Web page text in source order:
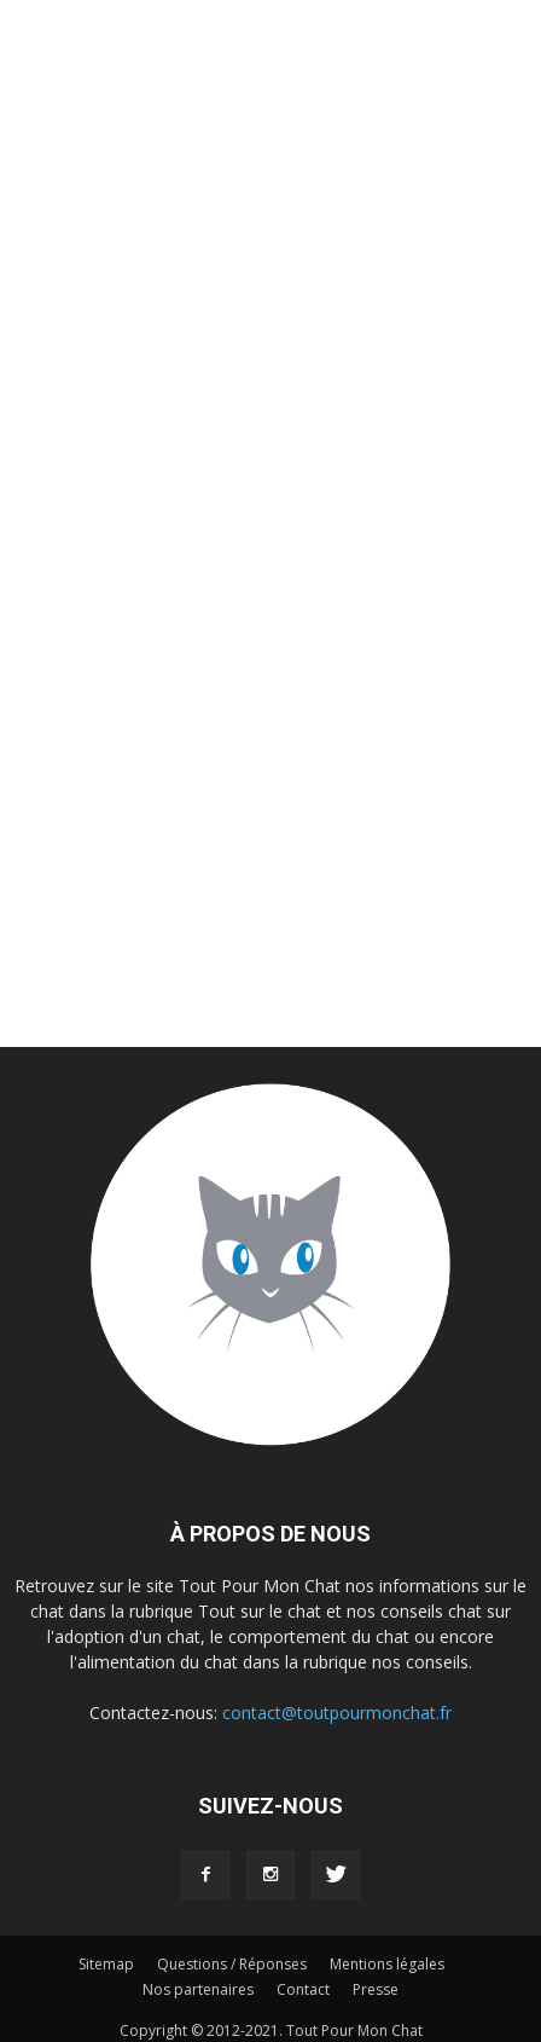
À PROPOS DE NOUS
Retrouvez sur le site Tout Pour Mon Chat nos informations sur le
chat dans la rubrique Tout sur le chat et nos conseils chat sur
l'adoption d'un chat, le comportement du chat ou encore
l'alimentation du chat dans la rubrique nos conseils.
Contactez-nous: contact@toutpourmonchat.fr
SUIVEZ-NOUS
Sitemap Questions / Réponses
Mentions légales
Nos partenaires
Contact
Presse
Copyright © 2012-2021. Tout Pour Mon Chat